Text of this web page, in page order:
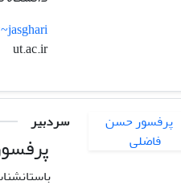
seif
ut.ac.ir
سردبیر